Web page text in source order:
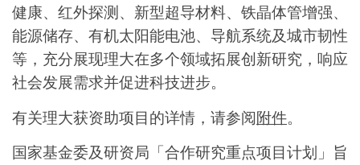
健康、红外探测、新型超导材料、铁晶体管增强、
能源储存、有机太阳能电池、导航系统及城市韧性
等，充分展现理大在多个领域拓展创新研究，响应
社会发展需求并促进科技进步。
有关理大获资助项目的详情，请参阅附件。
国家基金委及研资局「合作研究重点项目计划」旨